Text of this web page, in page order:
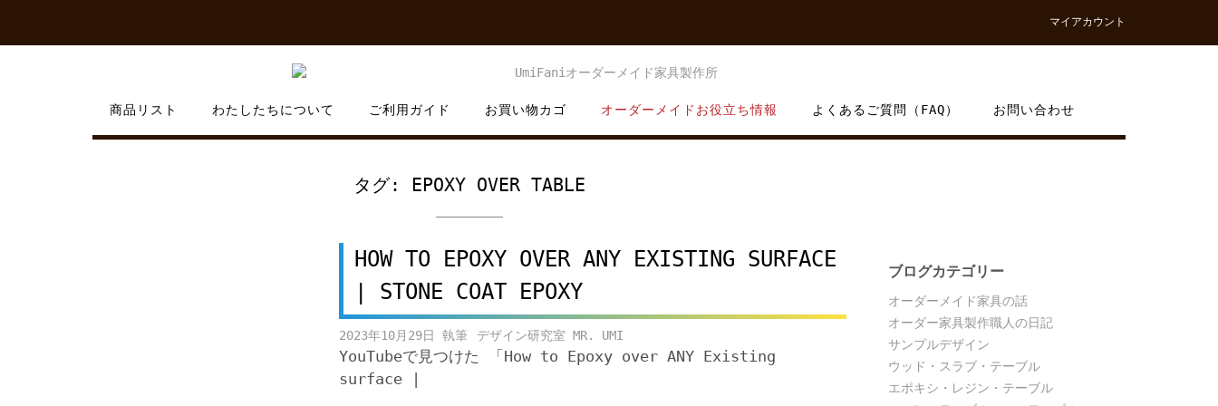
content
マイアカウント
商品リスト わたしたちについて ご利用ガイド お買い物カゴ オーダーメイドお役立ち情報 よくあるご質問（FAQ） お問い合わせ
タグ: EPOXY OVER TABLE
HOW TO EPOXY OVER ANY EXISTING SURFACE
| STONE COAT EPOXY
2023年10月29日 デザイン研究室 MR. UMI
YouTubeで見つけた 「How to Epoxy over ANY Existing
surface |
ブログカテゴリー
オーダーメイド家具の話
オーダー家具製作職人の日記
サンプルデザイン
ウッド・スラブ・テーブル
エポキシ・レジン・テーブル